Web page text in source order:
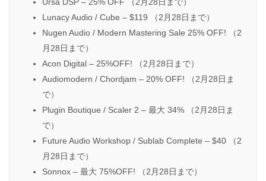
Lunacy Audio / Cube – $119 （2月28日まで）
Nugen Audio / Modern Mastering Sale 25% OFF! （2
月28日まで）
Acon Digital – 25%OFF! （2月28日まで）
Audiomodern / Chordjam – 20% OFF! （2月28日ま
で）
Plugin Boutique / Scaler 2 – 最大 34% （2月28日ま
で）
Future Audio Workshop / Sublab Complete – $40 （2
月28日まで）
Sonnox – 最大 75%OFF! （2月28日まで）